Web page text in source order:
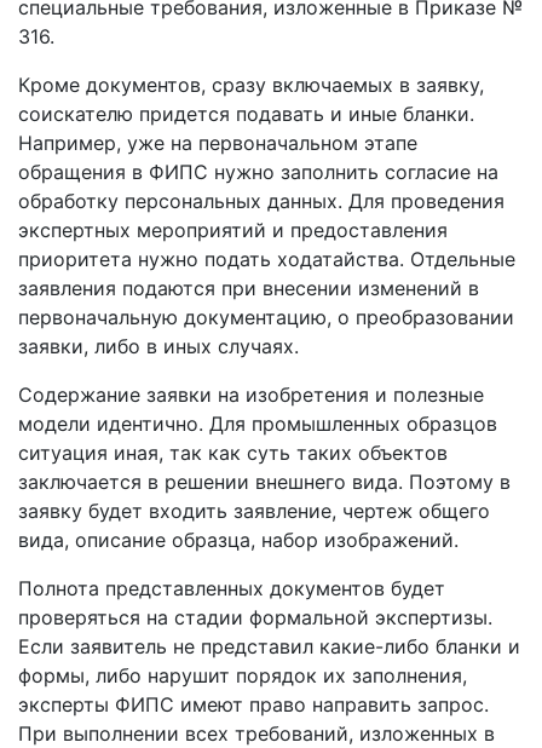
специальные требования, изложенные в Приказе №
316.
Кроме документов, сразу включаемых в заявку,
соискателю придется подавать и иные бланки.
Например, уже на первоначальном этапе
обращения в ФИПС нужно заполнить согласие на
обработку персональных данных. Для проведения
экспертных мероприятий и предоставления
приоритета нужно подать ходатайства. Отдельные
заявления подаются при внесении изменений в
первоначальную документацию, о преобразовании
заявки, либо в иных случаях.
Содержание заявки на изобретения и полезные
модели идентично. Для промышленных образцов
ситуация иная, так как суть таких объектов
заключается в решении внешнего вида. Поэтому в
заявку будет входить заявление, чертеж общего
вида, описание образца, набор изображений.
Полнота представленных документов будет
проверяться на стадии формальной экспертизы.
Если заявитель не представил какие-либо бланки и
формы, либо нарушит порядок их заполнения,
эксперты ФИПС имеют право направить запрос.
При выполнении всех требований, изложенных в